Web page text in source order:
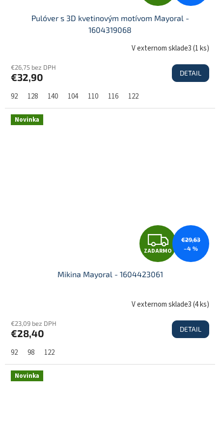
A
D
A
R
Pulóver s 3D kvetinovým motívom Mayoral -
1604319068
V externom sklade3(1 ks)
€26,75 bez DPH
€32,90 DETAIL
92 128 140 104 110 116 122
Novinka
Z
D
A
R
ZADARMO
€29,63
–4 %
Mikina Mayoral - 1604423061
V externom sklade3(4 ks)
€23,09 bez DPH
€28,40 DETAIL
92 98 122
Novinka